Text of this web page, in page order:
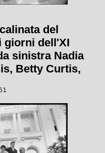
del
giorni dell'XI
sinistra Nadia
Betty Curtis,